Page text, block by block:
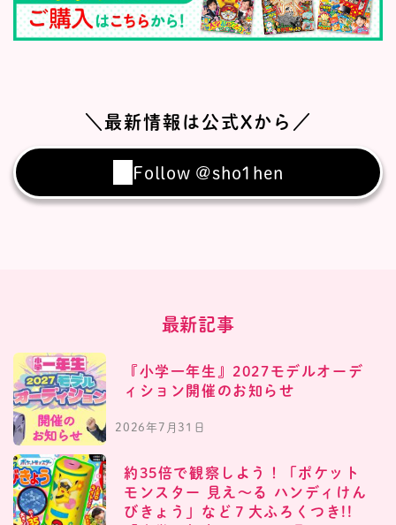
＼最新情報は公式Xから／
Follow @sho1hen
最新記事
『小学一年生』2027モデルオーデ
ィション開催のお知らせ
2026年7月31日
約35倍で観察しよう！「ポケット
モンスター 見え〜る ハンディけん
びきょう」など７大ふろくつき!!